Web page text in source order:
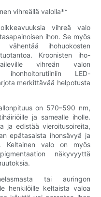
vihreällä valolla**
vihreä valo
ihon. Se myös
ihohuokosten
Kroonisten iho-
vihreän valon
ihonhoitorutiiniin LED-
merkittävää helpotusta
on 570–590 nm,
ja samealle iholle.
ja edistää vieroitusoireita,
epätasaista ihonsävyä ja
Keltainen valo on myös
näkyvyyttä
tai auringon
henkilöille keltaista valoa